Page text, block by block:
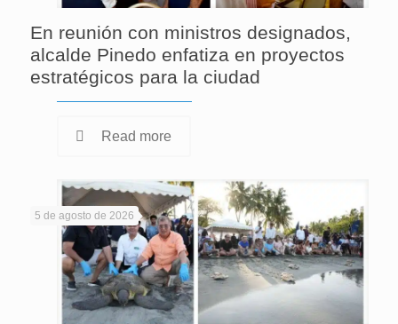
En reunión con ministros designados,
alcalde Pinedo enfatiza en proyectos
estratégicos para la ciudad
Read more
5 de agosto de 2026